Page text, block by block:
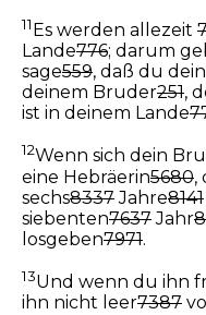
11 Es werden allezeit
Lande776; darum
sage559, daß du
deinem Bruder251,
ist in deinem Lande
12Wenn sich dein
eine Hebräerin5680,
sechs8337Jahre8141
siebenten7637Jahr
losgeben7971.
13Und wenn du ihn
ihn nicht leer7387